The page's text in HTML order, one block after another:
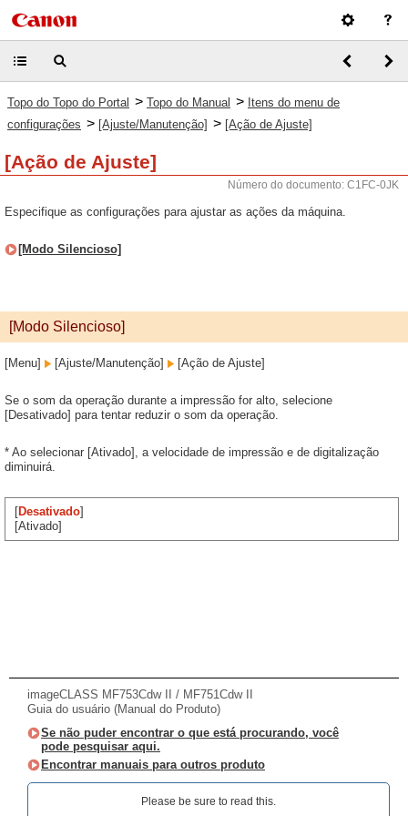
Topo do Topo do Portal > Topo do Manual > Itens do menu de
configurações > [Ajuste/Manutenção] > [Ação de Ajuste]
[Ação de Ajuste]
Número do documento: C1FC-0JK
Especifique as configurações para ajustar as ações da máquina.
[Modo Silencioso]
[Modo Silencioso]
[Menu] [Ajuste/Manutenção] [Ação de Ajuste]
Se o som da operação durante a impressão for alto, selecione
[Desativado] para tentar reduzir o som da operação.
* Ao selecionar [Ativado], a velocidade de impressão e de digitalização
diminuirá.
[Desativado]
[Ativado]
imageCLASS MF753Cdw II / MF751Cdw II
Guia do usuário (Manual do Produto)
Se não puder encontrar o que está procurando, você
pode pesquisar aqui.
Encontrar manuais para outros produto
Please be sure to read this.‎